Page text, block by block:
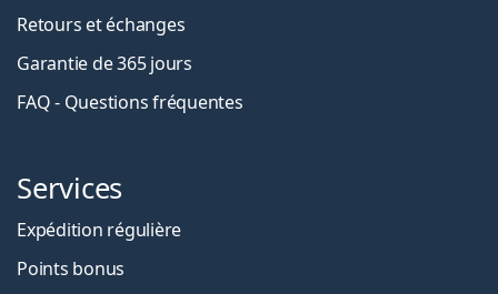
Retours et échanges
Garantie de 365 jours
FAQ - Questions fréquentes
Services
Expédition régulière
Points bonus